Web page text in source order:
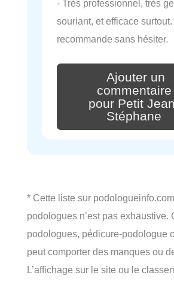
- Très professionnel, très
souriant, et efficace surtout.
recommande sans hésiter.
Ajouter un
commentaire
pour Petit
Stéphane
* Cette liste sur
podologues n’est pas exhaustive.
podologues, pédicure-podologue
peut comporter des manques ou
L’affichage sur le site ou le